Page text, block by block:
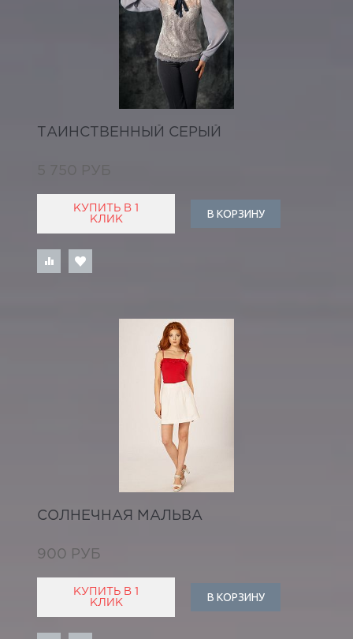
ТАИНСТВЕННЫЙ СЕРЫЙ
5 750 РУБ
КУПИТЬ В 1
КЛИК
В КОРЗИНУ
СОЛНЕЧНАЯ МАЛЬВА
900 РУБ
КУПИТЬ В 1
КЛИК
В КОРЗИНУ